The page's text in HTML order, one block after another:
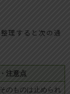
理すると次の通
注意点
のものは止められ